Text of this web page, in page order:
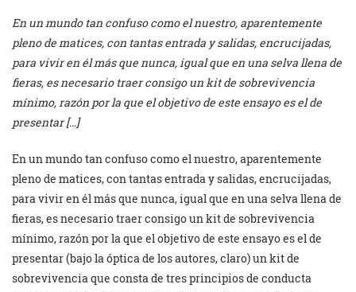
En un mundo tan confuso como el nuestro, aparentemente
pleno de matices, con tantas entrada y salidas, encrucijadas,
para vivir en él más que nunca, igual que en una selva llena de
fieras, es necesario traer consigo un kit de sobrevivencia
mínimo, razón por la que el objetivo de este ensayo es el de
presentar […]
En un mundo tan confuso como el nuestro, aparentemente
pleno de matices, con tantas entrada y salidas, encrucijadas,
para vivir en él más que nunca, igual que en una selva llena de
fieras, es necesario traer consigo un kit de sobrevivencia
mínimo, razón por la que el objetivo de este ensayo es el de
presentar (bajo la óptica de los autores, claro) un kit de
sobrevivencia que consta de tres principios de conducta